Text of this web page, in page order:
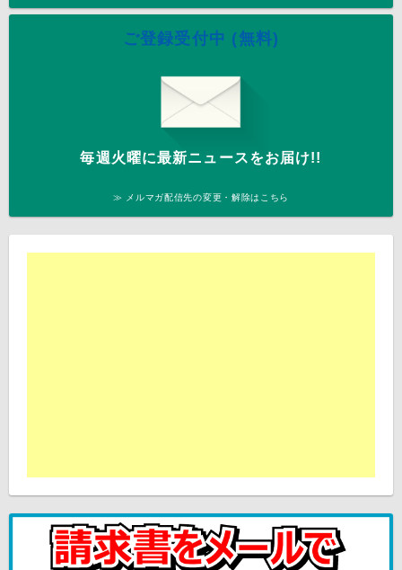
ご登録受付中 (無料)
毎週火曜に最新ニュースをお届け!!
≫ メルマガ配信先の変更・解除はこちら